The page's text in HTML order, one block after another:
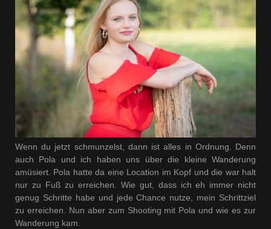
Wenn du jetzt schmunzelst, dann ist alles in Ordnung. Denn
auch Pola und ich haben uns über die kleine Wanderung
amüsiert. Pola hatte da eine Location im Kopf und die war halt
nur zu Fuß zu erreichen. Wie gut, dass ich eh immer nicht
genug Schritte habe und jede Chance nutze, mein Schrittziel
zu erreichen. Nun aber zum Shooting mit Pola und wie es zur
Wanderung kam.